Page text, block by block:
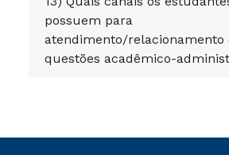
possuem para
atendimento/relacionamento
questões acadêmico-